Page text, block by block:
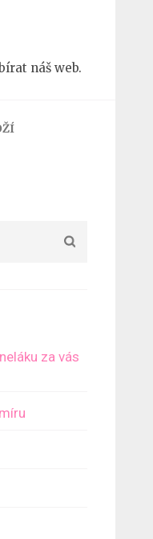
náš web.
za vás